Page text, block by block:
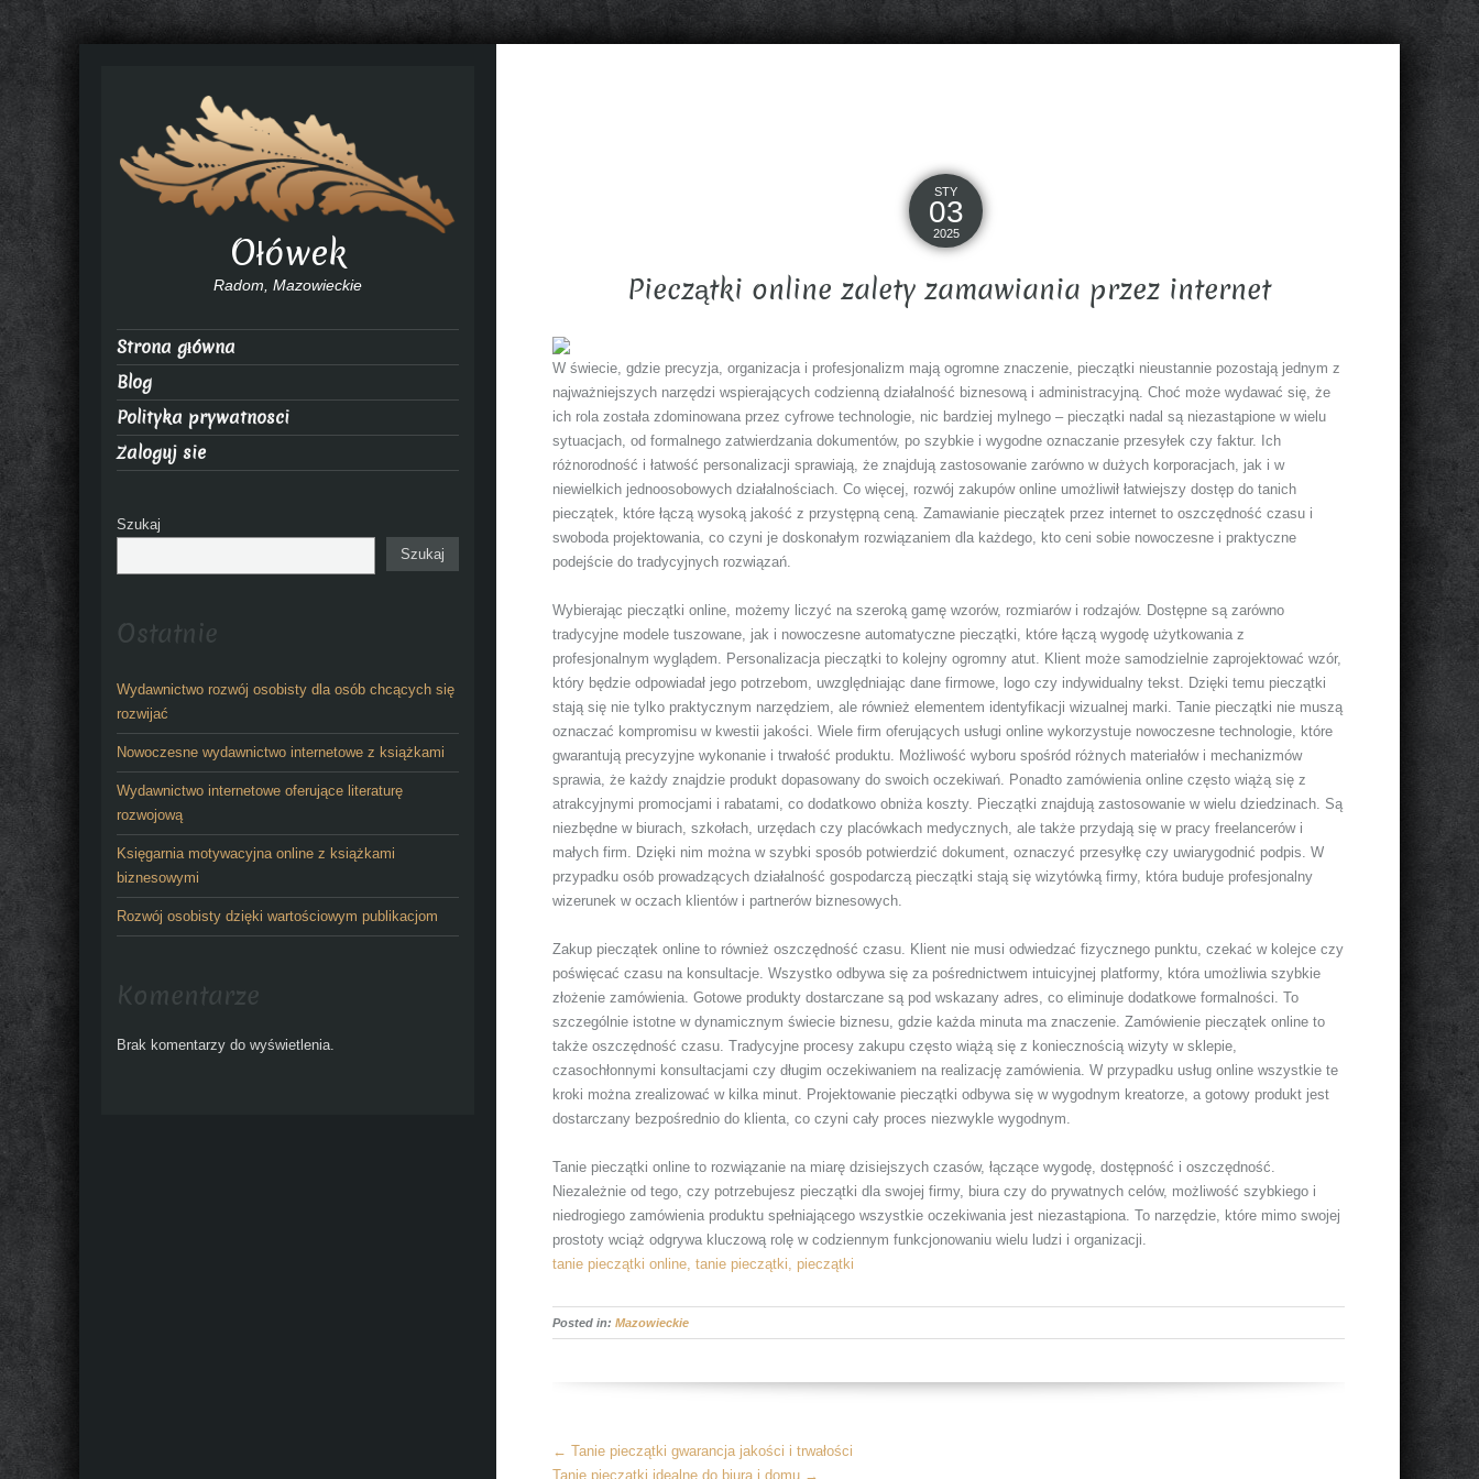
STY
03
2025
Pieczątki online zalety zamawiania przez internet
W świecie, gdzie precyzja, organizacja i profesjonalizm mają ogromne znaczenie, pieczątki nieustannie pozostają jednym z
najważniejszych narzędzi wspierających codzienną działalność biznesową i administracyjną. Choć może wydawać się, że
ich rola została zdominowana przez cyfrowe technologie, nic bardziej mylnego – pieczątki nadal są niezastąpione w wielu
sytuacjach, od formalnego zatwierdzania dokumentów, po szybkie i wygodne oznaczanie przesyłek czy faktur. Ich
różnorodność i łatwość personalizacji sprawiają, że znajdują zastosowanie zarówno w dużych korporacjach, jak i w
niewielkich jednoosobowych działalnościach. Co więcej, rozwój zakupów online umożliwił łatwiejszy dostęp do tanich
pieczątek, które łączą wysoką jakość z przystępną ceną. Zamawianie pieczątek przez internet to oszczędność czasu i
swoboda projektowania, co czyni je doskonałym rozwiązaniem dla każdego, kto ceni sobie nowoczesne i praktyczne
podejście do tradycyjnych rozwiązań.
Wybierając pieczątki online, możemy liczyć na szeroką gamę wzorów, rozmiarów i rodzajów. Dostępne są zarówno
tradycyjne modele tuszowane, jak i nowoczesne automatyczne pieczątki, które łączą wygodę użytkowania z
profesjonalnym wyglądem. Personalizacja pieczątki to kolejny ogromny atut. Klient może samodzielnie zaprojektować wzór,
który będzie odpowiadał jego potrzebom, uwzględniając dane firmowe, logo czy indywidualny tekst. Dzięki temu pieczątki
stają się nie tylko praktycznym narzędziem, ale również elementem identyfikacji wizualnej marki. Tanie pieczątki nie muszą
oznaczać kompromisu w kwestii jakości. Wiele firm oferujących usługi online wykorzystuje nowoczesne technologie, które
gwarantują precyzyjne wykonanie i trwałość produktu. Możliwość wyboru spośród różnych materiałów i mechanizmów
sprawia, że każdy znajdzie produkt dopasowany do swoich oczekiwań. Ponadto zamówienia online często wiążą się z
atrakcyjnymi promocjami i rabatami, co dodatkowo obniża koszty. Pieczątki znajdują zastosowanie w wielu dziedzinach. Są
niezbędne w biurach, szkołach, urzędach czy placówkach medycznych, ale także przydają się w pracy freelancerów i
małych firm. Dzięki nim można w szybki sposób potwierdzić dokument, oznaczyć przesyłkę czy uwiarygodnić podpis. W
przypadku osób prowadzących działalność gospodarczą pieczątki stają się wizytówką firmy, która buduje profesjonalny
wizerunek w oczach klientów i partnerów biznesowych.
Zakup pieczątek online to również oszczędność czasu. Klient nie musi odwiedzać fizycznego punktu, czekać w kolejce czy
poświęcać czasu na konsultacje. Wszystko odbywa się za pośrednictwem intuicyjnej platformy, która umożliwia szybkie
złożenie zamówienia. Gotowe produkty dostarczane są pod wskazany adres, co eliminuje dodatkowe formalności. To
szczególnie istotne w dynamicznym świecie biznesu, gdzie każda minuta ma znaczenie. Zamówienie pieczątek online to
także oszczędność czasu. Tradycyjne procesy zakupu często wiążą się z koniecznością wizyty w sklepie,
czasochłonnymi konsultacjami czy długim oczekiwaniem na realizację zamówienia. W przypadku usług online wszystkie te
kroki można zrealizować w kilka minut. Projektowanie pieczątki odbywa się w wygodnym kreatorze, a gotowy produkt jest
dostarczany bezpośrednio do klienta, co czyni cały proces niezwykle wygodnym.
Tanie pieczątki online to rozwiązanie na miarę dzisiejszych czasów, łączące wygodę, dostępność i oszczędność.
Niezależnie od tego, czy potrzebujesz pieczątki dla swojej firmy, biura czy do prywatnych celów, możliwość szybkiego i
niedrogiego zamówienia produktu spełniającego wszystkie oczekiwania jest niezastąpiona. To narzędzie, które mimo swojej
prostoty wciąż odgrywa kluczową rolę w codziennym funkcjonowaniu wielu ludzi i organizacji.
tanie pieczątki online, tanie pieczątki, pieczątki
Posted in:Mazowieckie
More
← Tanie pieczątki gwarancja jakości i trwałości
Tanie pieczątki idealne do biura i domu →
Ołówek
Radom, Mazowieckie
Strona główna
Blog
Polityka prywatnosci
Zaloguj sie
Szukaj
Szukaj
Ostatnie
Wydawnictwo rozwój osobisty dla osób chcących się
rozwijać
Nowoczesne wydawnictwo internetowe z książkami
Wydawnictwo internetowe oferujące literaturę
rozwojową
Księgarnia motywacyjna online z książkami
biznesowymi
Rozwój osobisty dzięki wartościowym publikacjom
Komentarze
Brak komentarzy do wyświetlenia.